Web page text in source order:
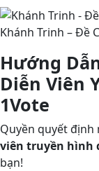
Khánh Trinh – Đề
Hướng
Diễn Viên
1Vote
Quyền quyết
viên truyền hình
bạn!